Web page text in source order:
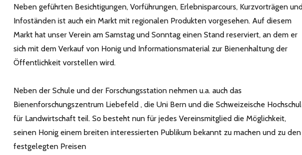
Neben geführten Besichtigungen, Vorführungen, Erlebnisparcours, Kurzvorträgen und
Infoständen ist auch ein Markt mit regionalen Produkten vorgesehen. Auf diesem
Markt hat unser Verein am Samstag und Sonntag einen Stand reserviert, an dem er
sich mit dem Verkauf von Honig und Informationsmaterial zur Bienenhaltung der
Öffentlichkeit vorstellen wird.
Neben der Schule und der Forschungsstation nehmen u.a. auch das
Bienenforschungszentrum Liebefeld , die Uni Bern und die Schweizeische
für Landwirtschaft teil. So besteht nun für jedes Vereinsmitglied die Möglichkeit,
seinen Honig einem breiten interessierten Publikum bekannt zu machen und zu den
festgelegten Preisen